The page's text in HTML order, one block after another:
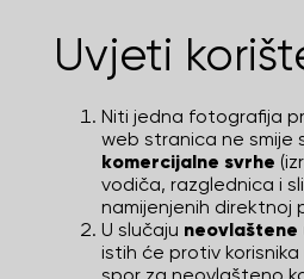
Uvjeti
Niti jedna fotografija
web stranica ne smije
komercijalne svrhe
vodiča, razglednica i
namijenjenih direktnoj
U slučaju neovlaštene
istih će protiv